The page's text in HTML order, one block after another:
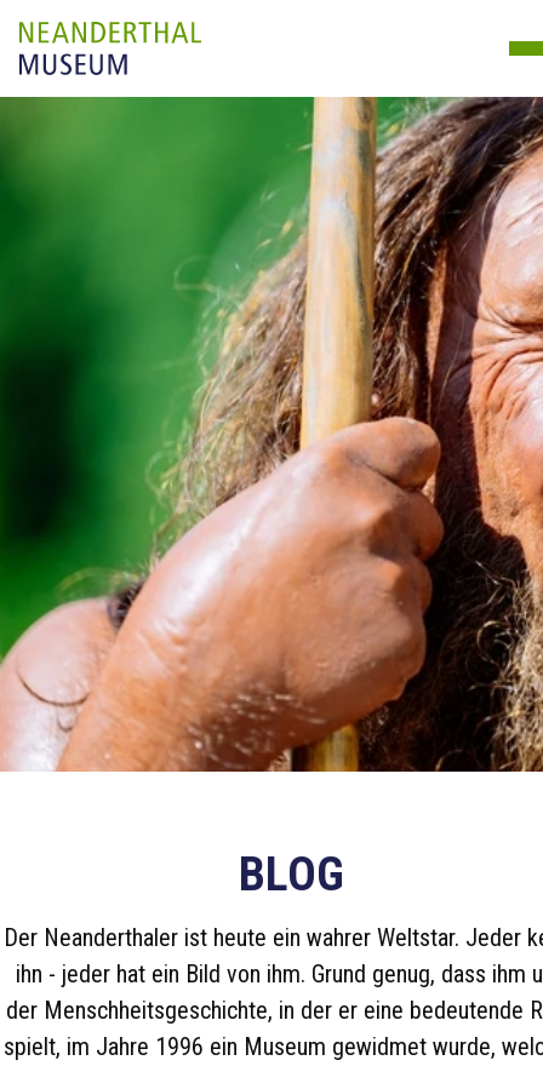
BLOG
Der Neanderthaler ist heute ein wahrer Weltstar. Jeder
ihn - jeder hat ein Bild von ihm. Grund genug, dass ihm
der Menschheitsgeschichte, in der er eine bedeutende
spielt, im Jahre 1996 ein Museum gewidmet wurde,